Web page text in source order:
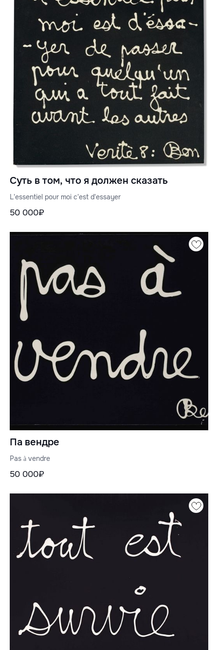
Суть в том, что я должен сказать
L'essentiel pour moi c'est d'essayer
50 000₽
Па вендре
Pas à vendre
50 000₽